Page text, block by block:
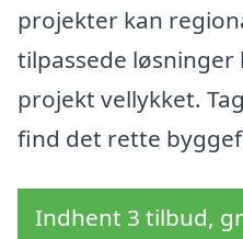
projekter kan
tilpassede
projekt vellykket.
find det rette
Indhent 3 tilbud,